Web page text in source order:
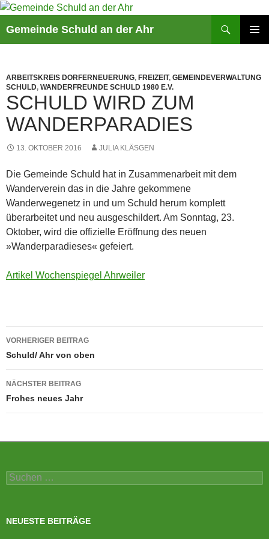
Gemeinde Schuld an der Ahr
ARBEITSKREIS DORFERNEUERUNG, FREIZEIT, GEMEINDEVERWALTUNG
SCHULD, WANDERFREUNDE SCHULD 1980 E.V.
SCHULD WIRD ZUM
WANDERPARADIES
13. OKTOBER 2016 JULIA KLÄSGEN
Die Gemeinde Schuld hat in Zusammenarbeit mit dem
Wanderverein das in die Jahre gekommene
Wanderwegenetz in und um Schuld herum komplett
überarbeitet und neu ausgeschildert. Am Sonntag, 23.
Oktober, wird die offizielle Eröffnung des neuen
»Wanderparadieses« gefeiert.
Artikel Wochenspiegel Ahrweiler
Beitragsnavigation
VORHERIGER BEITRAG
Schuld/ Ahr von oben
NÄCHSTER BEITRAG
Frohes neues Jahr
Suchen
nach:
NEUESTE BEITRÄGE